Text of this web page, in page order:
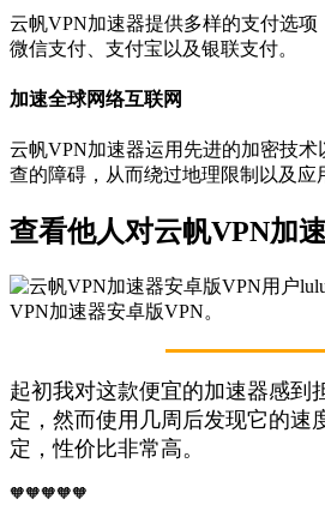
云帆VPN加速器提供多样的支付选项
微信支付、支付宝以及银联支付。
加速全球网络互联网
云帆VPN加速器运用先进的加密技术
查的障碍，从而绕过地理限制以及应
查看他人对云帆VPN加
起初我对这款便宜的加速器感到
定，然而使用几周后发现它的速
定，性价比非常高。
🧡🧡🧡🧡🧡